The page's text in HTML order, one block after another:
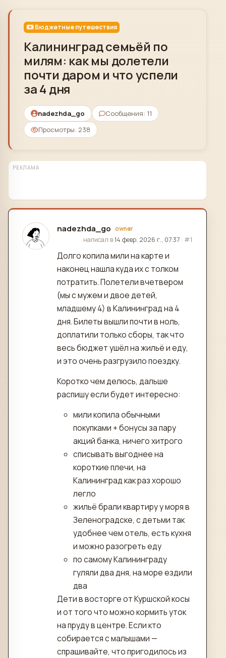
Бюджетные путешествия
Калининград семьёй по
милям: как мы долетели
почти даром и что успели
за 4 дня
nadezhda_go
Сообщения: 11
Просмотры: 238
РЕКЛАМА
nadezhda_go owner
отредактировано
написал в14 февр. 2026 г., 07:37 · #1
Долго копила мили на карте и
наконец нашла куда их с толком
потратить. Полетели вчетвером
(мы с мужем и двое детей,
младшему 4) в Калининград на 4
дня. Билеты вышли почти в ноль,
доплатили только сборы, так что
весь бюджет ушёл на жильё и еду,
и это очень разгрузило поездку.
Коротко чем делюсь, дальше
распишу если будет интересно:
мили копила обычными
покупками + бонусы за пару
акций банка, ничего хитрого
списывать выгоднее на
короткие плечи, на
Калининград как раз хорошо
легло
жильё брали квартиру у моря в
Зеленоградске, с детьми так
удобнее чем отель, есть кухня
и можно разогреть еду
по самому Калининграду
гуляли два дня, на море ездили
два
Дети в восторге от Куршской косы
и от того что можно кормить уток
на пруду в центре. Если кто
собирается с малышами —
спрашивайте, что пригодилось из